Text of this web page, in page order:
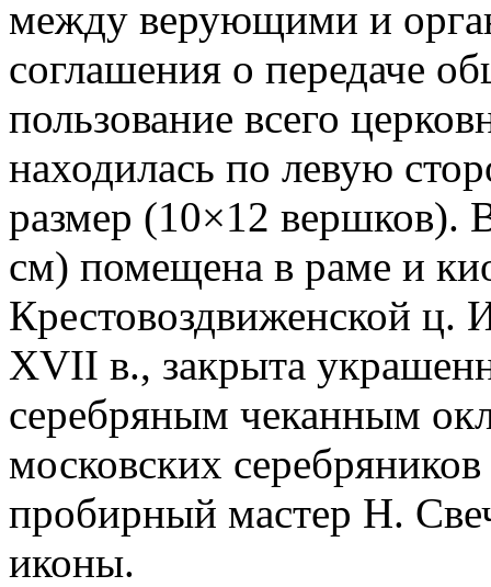
между верующими и
соглашения о передаче
пользование всего
находилась по левую
размер (10×12 вершков).
см) помещена в раме и
Крестовоздвиженской ц.
XVII в., закрыта
серебряным чеканным
московских
пробирный мастер Н.
иконы.